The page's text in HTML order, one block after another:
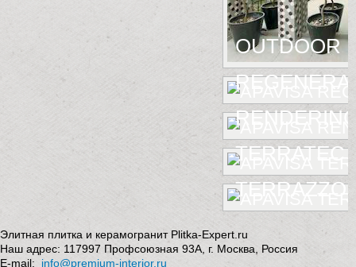
OUTDOOR
TERRATEC
TERRAZZO
Элитная плитка и керамогранит Plitka-Expert.ru
Наш адрес: 117997 Профсоюзная 93А, г. Москва, Россия
E-mail:
info@premium-interior.ru